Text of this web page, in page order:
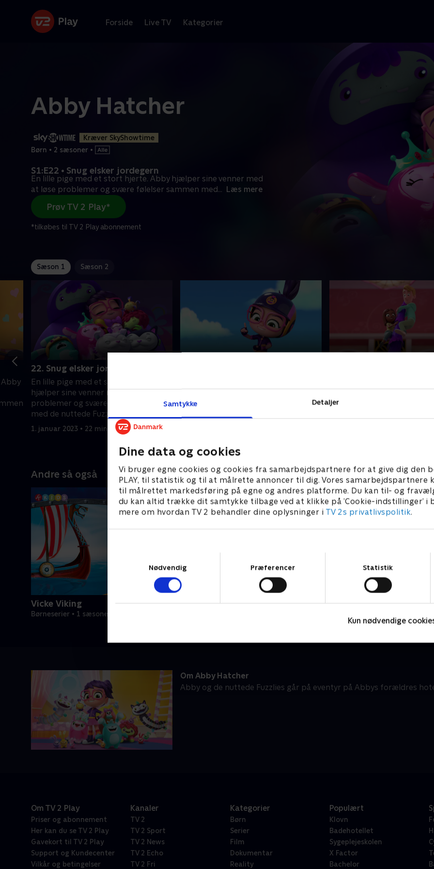
Samtykke Detaljer
Dine data og cookies
Vi bruger egne cookies og cookies fra samarbejdspartnere for at give dig den
PLAY, til statistik og til at målrette annoncer til dig. Vores samarbejdspartnere
til målrettet markedsføring på egne og andres platforme. Du kan til- og
du kan altid trække dit samtykke tilbage ved at klikke på ’Cookie-indstillinger’ i
mere om hvordan TV 2 behandler dine oplysninger i TV 2s privatlivspolitik.
Nødvendig
Præferencer Statistik
Kun nødvendige
Forside Live TV Kategorier
Abby Hatcher
Kræver SkyShowtime
Børn • 2 sæsoner •
S1:E22 • Snug elsker jordegern
En lille pige med et stort hjerte. Abby hjælper sine venner med
at løse problemer og svære følelser sammen med... Læs mere
Prøv TV 2 Play*
*tilkøbes til TV 2 Play abonnement
Sæson 1 Sæson 2
22. Snug elsker jordegern
En lille pige med et stort hjerte. Abby
hjælper sine venner med at løse
problemer og svære følelser sammen
med de nuttede Fuzzlies.
1. januar 2023 • 22 min
problemer og svære følelser sammen
problemer og svære
Andre så også
Vicke Viking
Børneserier • 1 sæsoner
Miniteve: Musikinstrumenter
Om Abby Hatcher
Abby og de nuttede Fuzzlies går på eventyr på Abbys forældres
Om TV 2 Play
Priser og abonnement
Her kan du se TV 2 Play
Gavekort til TV 2 Play
Support og Kundecenter
Vilkår og betingelser
Kanaler
TV 2
TV 2 Sport
TV 2 News
TV 2 Echo
TV 2 Fri
Kategorier
Børn
Serier
Film
Dokumentar
Reality
Populært
Klovn
Badehotellet
Sygeplejeskolen
X Factor
Bachelor